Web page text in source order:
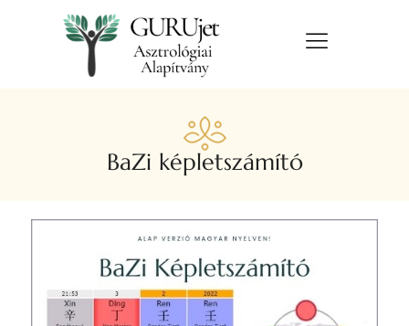
BaZi képletszámító